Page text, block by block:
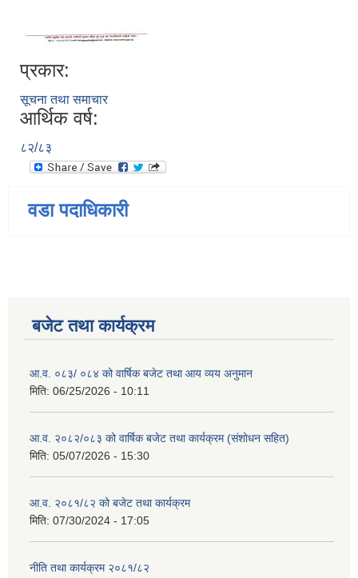
प्रकार:
सूचना तथा समाचार
आर्थिक वर्ष:
८२/८३
वडा पदाधिकारी
बजेट तथा कार्यक्रम
आ.व. ०८३/ ०८४ को वार्षिक बजेट तथा आय व्यय अनुमान
मिति: 06/25/2026 - 10:11
आ.व. २०८२/०८३ को वार्षिक बजेट तथा कार्यक्रम (संशोधन सहित)
मिति: 05/07/2026 - 15:30
आ.व. २०८१/८२ को बजेट तथा कार्यक्रम
मिति: 07/30/2024 - 17:05
नीति तथा कार्यक्रम २०८१/८२